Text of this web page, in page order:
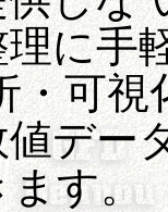
に手
・可
デー
ます。